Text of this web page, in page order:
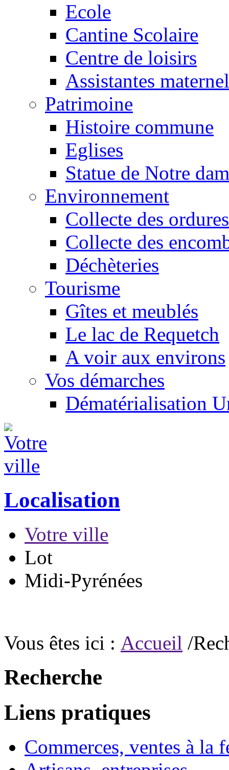
Ecole
Cantine Scolaire
Centre de loisirs
Assistantes
Patrimoine
Histoire commune
Eglises
Statue de Notre
Environnement
Collecte des ordures
Collecte des
Déchèteries
Tourisme
Gîtes et meublés
Le lac de Requetch
A voir aux environs
Vos démarches
Dématérialisation
Localisation
Votre ville
Lot
Midi-Pyrénées
Vous êtes ici : Accueil /
Recherche
Liens pratiques
Commerces, ventes à la